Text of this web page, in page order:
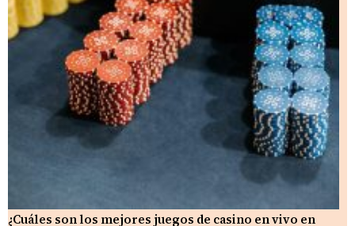
¿Cuáles son los mejores juegos de casino en vivo en